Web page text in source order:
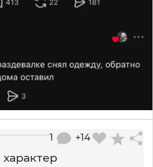
+14
1